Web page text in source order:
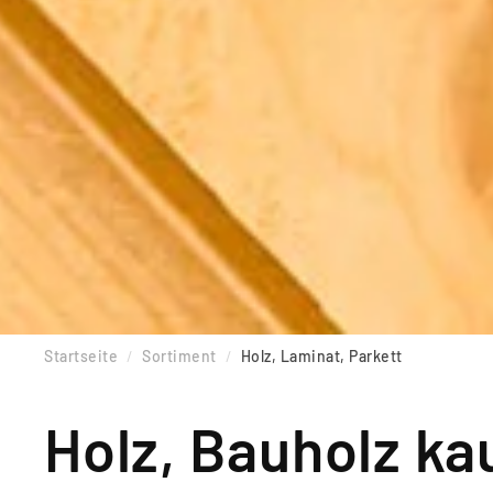
Startseite Sortiment Holz, Laminat, Parkett
Holz, Bauholz